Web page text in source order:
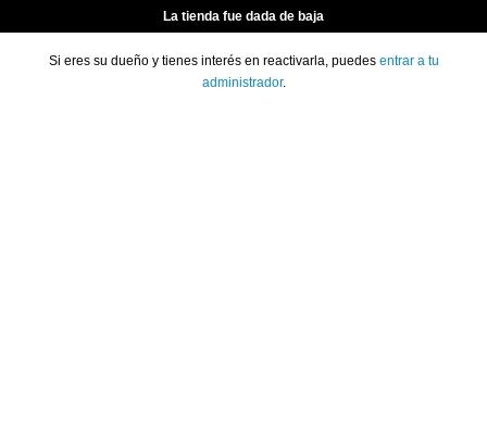
La tienda fue dada de baja
Si eres su dueño y tienes interés en reactivarla, puedes entrar a tu
administrador.